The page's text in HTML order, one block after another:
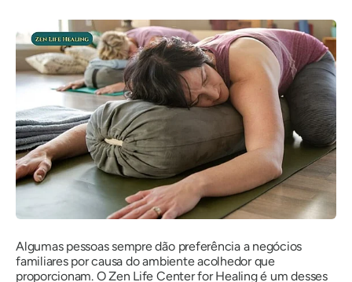
Algumas pessoas sempre dão preferência a negócios
familiares por causa do ambiente acolhedor que
proporcionam. O Zen Life Center for Healing é um desses